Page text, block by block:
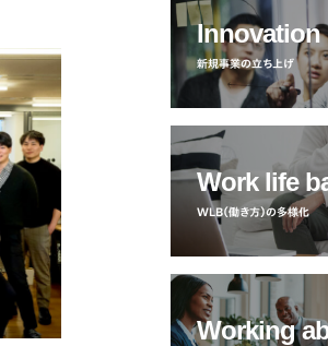
Innovation
新規事業の立ち上げ
Work life
WLB（働き方）の多様化
Working